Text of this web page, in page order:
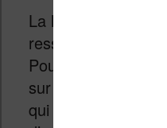
La liseuse tient
ressent une vraie
Pour faciliter la
sur ses liseuses
qui permettent de